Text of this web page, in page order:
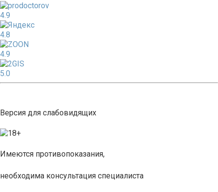
4.9
4.8
4.9
5.0
Версия для слабовидящих
Имеются противопоказания,
необходима консультация специалиста